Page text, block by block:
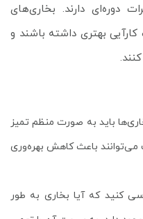
دوره‌ای دارند. بخاری‌های
بهتری داشته باشند و
باید به صورت منظم تمیز
باعث کاهش بهره‌وری
کنید که آیا بخاری به طور